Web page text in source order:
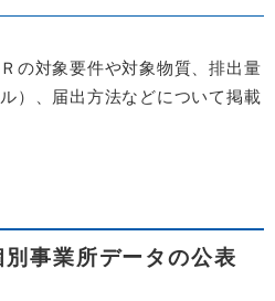
の対象要件や対象物質、排出量
）、届出方法などについて掲載
事業所データの公表